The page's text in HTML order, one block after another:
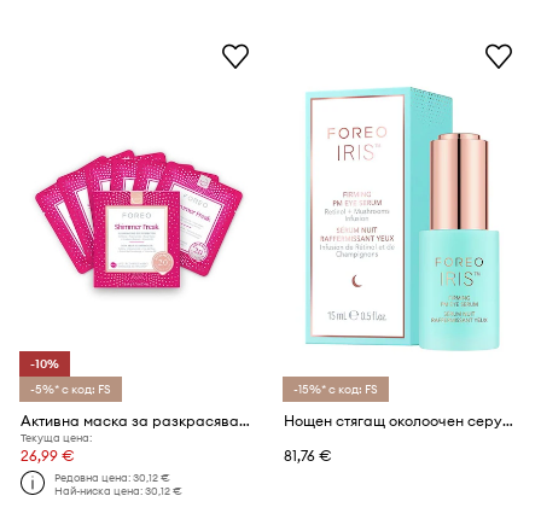
-10%
-5%* с код: FS
Активна маска за разкрасяване UFO FOREO UFO Masks Shimmer Freak 2.0 (6 броя)
Текуща цена:
26,99 €
Редовна цена:30,12 €
Най-ниска цена:30,12 €
-15%* с код: FS
Нощен стягащ околоочен серум с ретинол FOREO IRIS™ Firming PM Eye Serum,15 ml
81,76 €